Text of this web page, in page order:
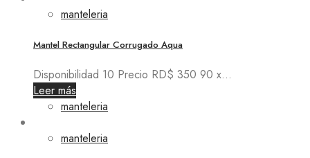
manteleria
Mantel Rectangular Corrugado Aqua
Disponibilidad 10 Precio RD$ 350 90 x...
Leer más
manteleria
manteleria